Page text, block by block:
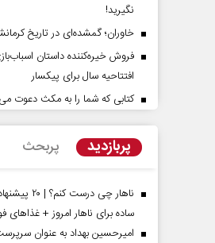
نگیرید!
خاوران؛ گمشده‌ای در تاریخ
افتتاحیه سال برای پیکسار
کتابی که شما را به مکث دعوت
پربازدید پربحث
ناهار چی
ساده برای ناهار امروز + غذاهای
امیرحسین بهداد به عنوان